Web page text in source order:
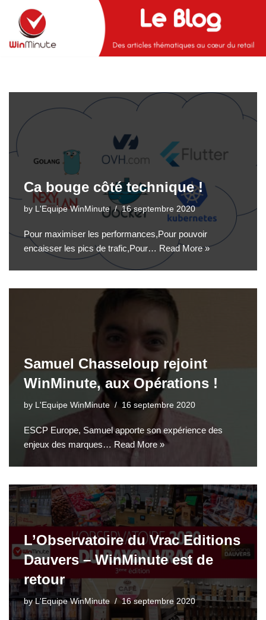
Skip
to
Ca bouge côté technique !
by L'Equipe WinMinute 16 septembre 2020
Pour maximiser les performances,Pour pouvoir
encaisser les pics de trafic,Pour… Read More »
Samuel Chasseloup rejoint
WinMinute, aux Opérations !
by L'Equipe WinMinute 16 septembre 2020
ESCP Europe, Samuel apporte son expérience des
enjeux des marques… Read More »
L’Observatoire du Vrac Editions
Dauvers – WinMinute est de
retour
byL'Equipe WinMinute 16 septembre 2020